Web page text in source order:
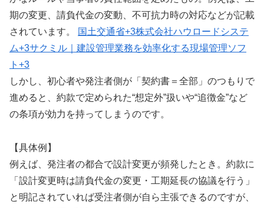
期の変更、請負代金の変動、不可抗力時の対応などが記載
されています。
国土交通省+3株式会社ハウロードシステ
ム+3サクミル｜建設管理業務を効率化する現場管理ソフ
ト +3
しかし、初心者や発注者側が「契約書＝全部」のつもりで
進めると、約款で定められた“想定外”扱いや“追徴金”など
の条項が効力を持ってしまうのです。
【具体例】
例えば、発注者の都合で設計変更が頻発したとき。約款に
「設計変更時は請負代金の変更・工期延長の協議を行う」
と明記されていれば受注者側が自ら主張できるのですが、